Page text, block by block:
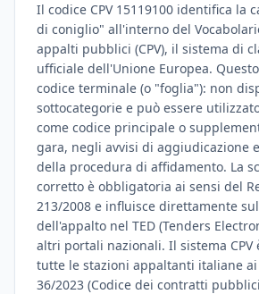
Il codice CPV 15119100 identifica la
di coniglio" all'interno del
appalti pubblici (CPV), il sistema di
ufficiale dell'Unione Europea.
codice terminale (o "foglia"): non
sottocategorie e può essere
come codice principale o
gara, negli avvisi di aggiudicazione
della procedura di affidamento. La
corretto è obbligatoria ai sensi del
213/2008 e influisce direttamente
dell'appalto nel TED (Tenders
altri portali nazionali. Il sistema CPV
tutte le stazioni appaltanti italiane ai
36/2023 (Codice dei contratti